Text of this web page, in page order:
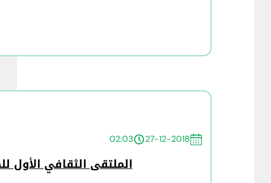
27-12-2018
02:03
الملتقى الثقافي الأول